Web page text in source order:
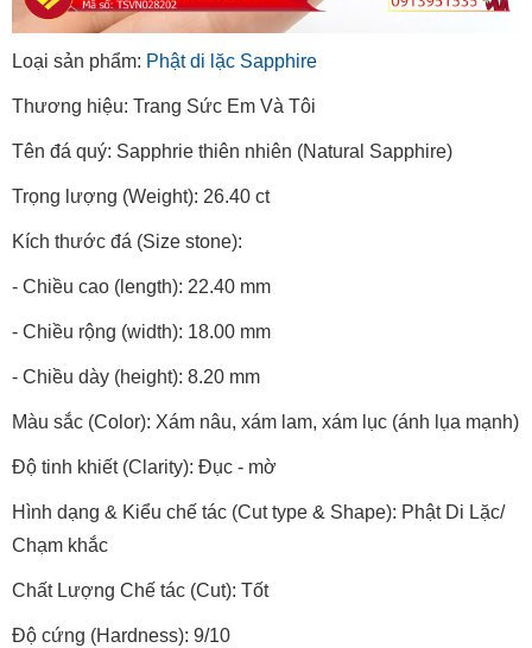
Loại sản phẩm: Phật di lặc Sapphire
Thương hiệu: Trang Sức Em Và Tôi
Tên đá quý: Sapphrie thiên nhiên (Natural Sapphire)
Trọng lượng (Weight): 26.40 ct
Kích thước đá (Size stone):
- Chiều cao (length): 22.40 mm
- Chiều rộng (width): 18.00 mm
- Chiều dày (height): 8.20 mm
Màu sắc (Color): Xám nâu, xám lam, xám lục (ánh lụa mạnh)
Độ tinh khiết (Clarity): Đục - mờ
Hình dạng & Kiểu chế tác (Cut type & Shape): Phật Di Lặc/
Chạm khắc
Chất Lượng Chế tác (Cut): Tốt
Độ cứng (Hardness): 9/10